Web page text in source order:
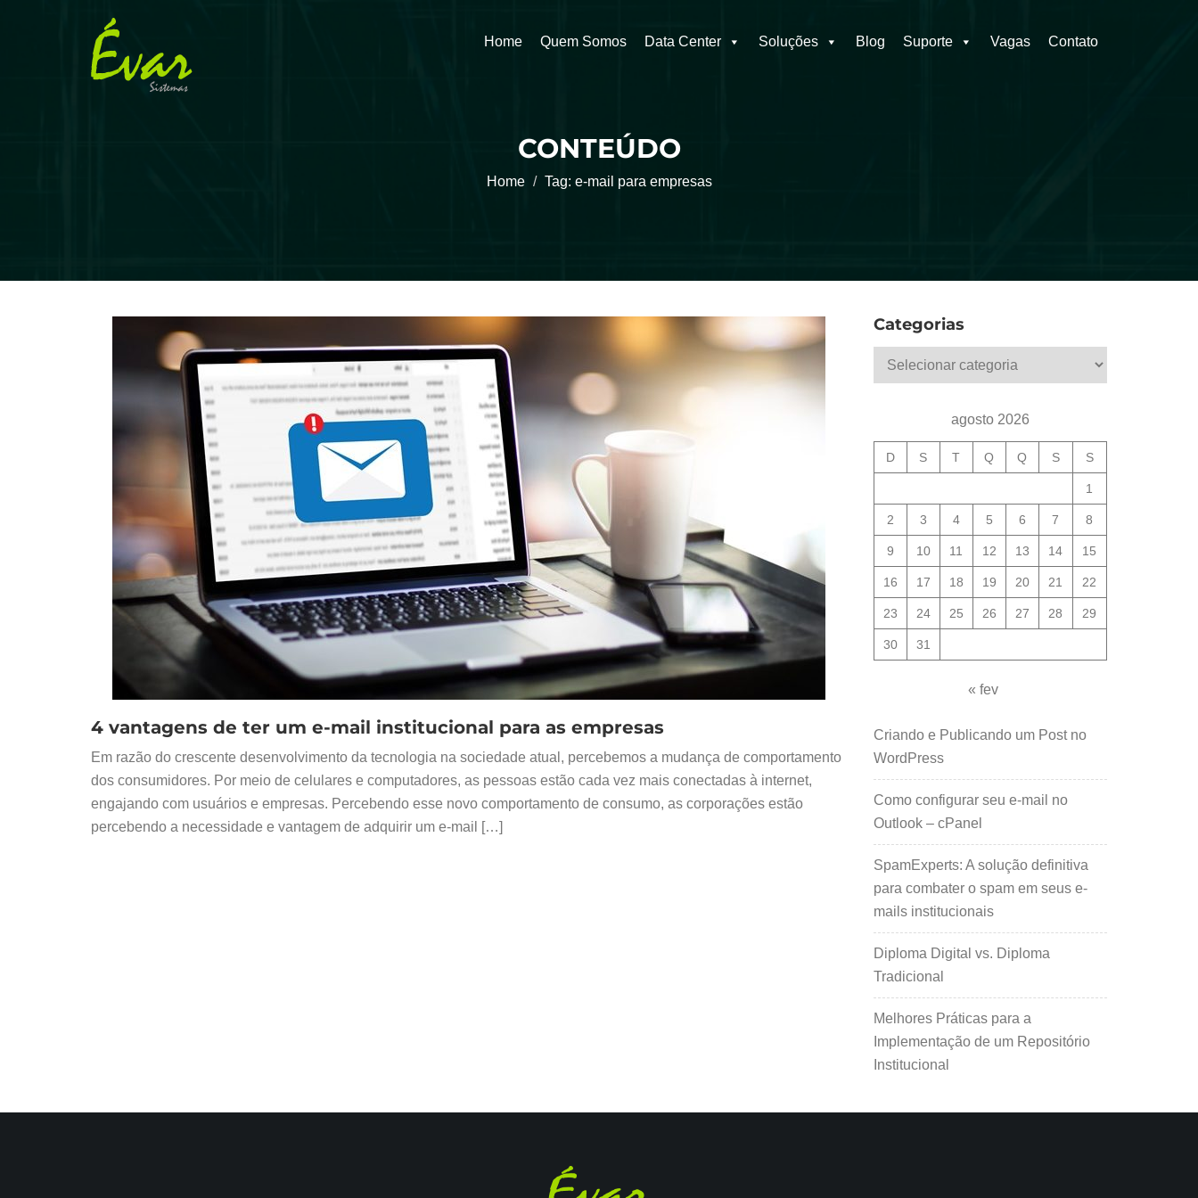
Home Quem Somos Data Center Soluções Blog Suporte Vagas Contato
CONTEÚDO
Home Tag: e-mail para empresas
4 vantagens de ter um e-mail institucional para as empresas
Em razão do crescente desenvolvimento da tecnologia na sociedade atual, percebemos a mudança de comportamento
dos consumidores. Por meio de celulares e computadores, as pessoas estão cada vez mais conectadas à internet,
engajando com usuários e empresas. Percebendo esse novo comportamento de consumo, as corporações estão
percebendo a necessidade e vantagem de adquirir um e-mail […]
Categorias
Categorias
agosto 2026
D S T Q Q S S
1
2 3 4 5 6 7 8
9 10 11 12 13 14 15
16 17 18 19 20 21 22
23 24 25 26 27 28 29
30 31
« fev
Criando e Publicando um Post no
WordPress
Como configurar seu e-mail no
Outlook – cPanel
SpamExperts: A solução definitiva
para combater o spam em seus e-
mails institucionais
Diploma Digital vs. Diploma
Tradicional
Melhores Práticas para a
Implementação de um Repositório
Institucional